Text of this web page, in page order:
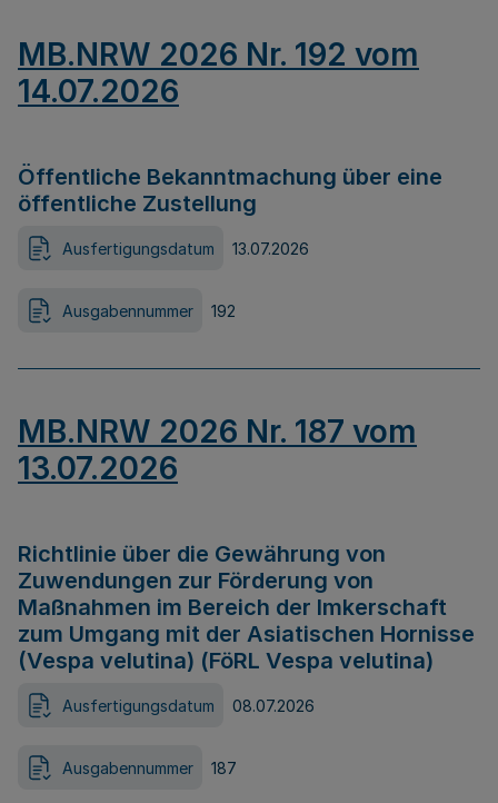
MB.NRW 2026 Nr. 192 vom
14.07.2026
Öffentliche Bekanntmachung über eine
öffentliche Zustellung
Ausfertigungsdatum 13.07.2026
Ausgabennummer 192
MB.NRW 2026 Nr. 187 vom
13.07.2026
Richtlinie über die Gewährung von
Zuwendungen zur Förderung von
Maßnahmen im Bereich der Imkerschaft
zum Umgang mit der Asiatischen Hornisse
(Vespa velutina) (FöRL Vespa velutina)
Ausfertigungsdatum 08.07.2026
Ausgabennummer 187